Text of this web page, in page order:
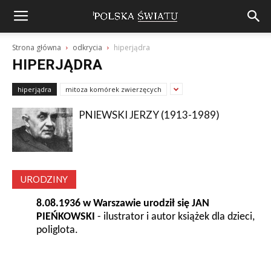
Strona główna odkrycia hiperjądra
HIPERJĄDRA
hiperjądra mitoza komórek zwierzęcych
PNIEWSKI JERZY (1913-1989)
URODZINY
8.08.1936 w Warszawie urodził się JAN
PIEŃKOWSKI - ilustrator i autor książek dla dzieci,
poliglota.